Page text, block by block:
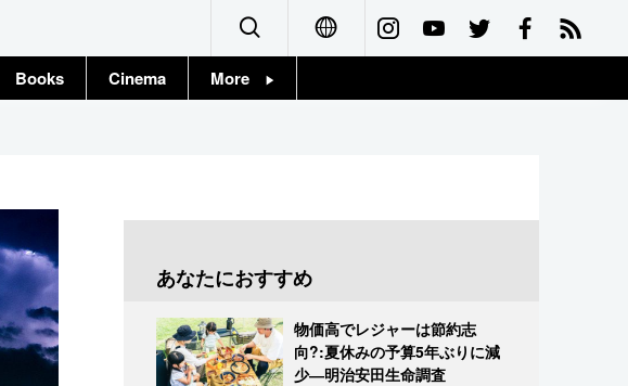
العربية
Books Cinema More
東京
お知らせ
あなたにおすすめ
物価高でレジャーは節約志
向?:夏休みの予算5年ぶりに減
少―明治安田生命調査